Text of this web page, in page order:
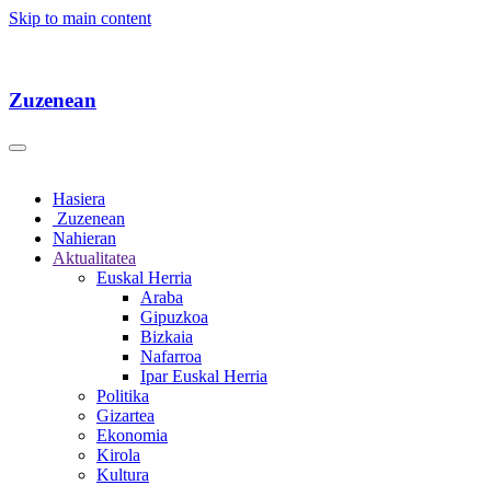
Skip to main content
Zuzenean
Hasiera
Zuzenean
Nahieran
Aktualitatea
Euskal Herria
Araba
Gipuzkoa
Bizkaia
Nafarroa
Ipar Euskal Herria
Politika
Gizartea
Ekonomia
Kirola
Kultura